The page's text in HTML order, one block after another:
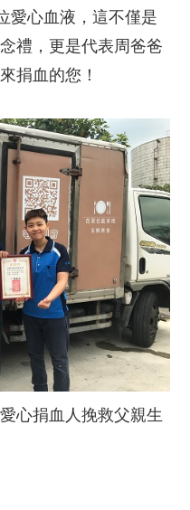
愛心血液，這不僅是
禮，更是代表周爸爸
捐血的您！
心捐血人挽救父親生